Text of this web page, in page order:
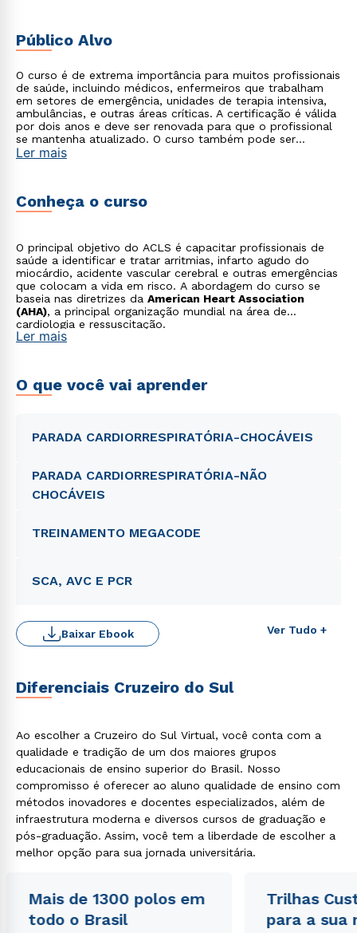
Público Alvo
O curso é de extrema importância para muitos profissionais
de saúde, incluindo médicos, enfermeiros que trabalham
em setores de emergência, unidades de terapia intensiva,
ambulâncias, e outras áreas críticas. A certificação é válida
por dois anos e deve ser renovada para que o profissional
se mantenha atualizado. O curso também pode ser
realizado por acadêmicos de medicina cursando a partir do
Ler mais
Conheça o curso
O principal objetivo do ACLS é capacitar profissionais de
saúde a identificar e tratar arritmias, infarto agudo do
miocárdio, acidente vascular cerebral e outras emergências
que colocam a vida em risco. A abordagem do curso se
baseia nas diretrizes da American Heart Association
(AHA), a principal organização mundial na área de
cardiologia e ressuscitação.
Ler mais
O que você vai aprender
PARADA CARDIORRESPIRATÓRIA-CHOCÁVEIS
PARADA CARDIORRESPIRATÓRIA-NÃO
CHOCÁVEIS
TREINAMENTO MEGACODE
SCA, AVC E PCR
Ver Tudo +
Baixar Ebook
Diferenciais Cruzeiro do Sul
Ao escolher a Cruzeiro do Sul Virtual, você conta com a
qualidade e tradição de um dos maiores grupos
educacionais de ensino superior do Brasil. Nosso
compromisso é oferecer ao aluno qualidade de ensino com
métodos inovadores e docentes especializados, além de
infraestrutura moderna e diversos cursos de graduação e
pós-graduação. Assim, você tem a liberdade de escolher a
melhor opção para sua jornada universitária.
Mais de 1300 polos em
todo o Brasil
Trilhas
para a sua